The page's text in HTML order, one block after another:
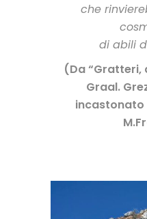
che
di abili
(Da
Graal.
incastonato